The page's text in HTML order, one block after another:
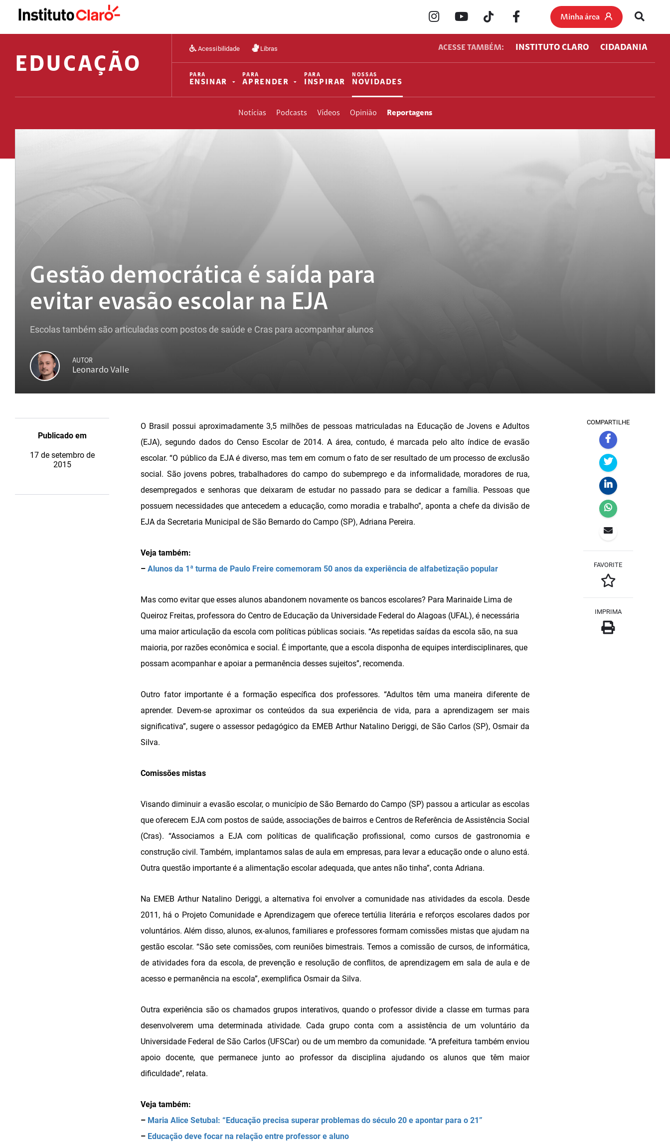
Minha área
EDUCAÇÃO
Acessibilidade Libras ACESSE TAMBÉM: INSTITUTO CLARO CIDADANIA
PARA
ENSINAR
PARA
APRENDER
PARA
INSPIRAR
NOSSAS
NOVIDADES
Notícias Podcasts Vídeos Opinião Reportagens
Gestão democrática é saída para
evitar evasão escolar na EJA
Escolas também são articuladas com postos de saúde e Cras para acompanhar alunos
AUTOR
Leonardo Valle
Publicado em
17 de setembro de
2015
O Brasil possui aproximadamente 3,5 milhões de pessoas matriculadas na Educação de Jovens e Adultos
(EJA), segundo dados do Censo Escolar de 2014. A área, contudo, é marcada pelo alto índice de evasão
escolar. “O público da EJA é diverso, mas tem em comum o fato de ser resultado de um processo de exclusão
social. São jovens pobres, trabalhadores do campo do subemprego e da informalidade, moradores de rua,
desempregados e senhoras que deixaram de estudar no passado para se dedicar a família. Pessoas que
possuem necessidades que antecedem a educação, como moradia e trabalho”, aponta a chefe da divisão de
EJA da Secretaria Municipal de São Bernardo do Campo (SP), Adriana Pereira.
Veja também:
– Alunos da 1ª turma de Paulo Freire comemoram 50 anos da experiência de alfabetização popular
Mas como evitar que esses alunos abandonem novamente os bancos escolares? Para Marinaide Lima de
Queiroz Freitas, professora do Centro de Educação da Universidade Federal do Alagoas (UFAL), é necessária
uma maior articulação da escola com políticas públicas sociais. “As repetidas saídas da escola são, na sua
maioria, por razões econômica e social. É importante, que a escola disponha de equipes interdisciplinares, que
possam acompanhar e apoiar a permanência desses sujeitos”, recomenda.
Outro fator importante é a formação específica dos professores. “Adultos têm uma maneira diferente de
aprender. Devem-se aproximar os conteúdos da sua experiência de vida, para a aprendizagem ser mais
significativa”, sugere o assessor pedagógico da EMEB Arthur Natalino Deriggi, de São Carlos (SP), Osmair da
Silva.
Comissões mistas
Visando diminuir a evasão escolar, o município de São Bernardo do Campo (SP) passou a articular as escolas
que oferecem EJA com postos de saúde, associações de bairros e Centros de Referência de Assistência Social
(Cras). “Associamos a EJA com políticas de qualificação profissional, como cursos de gastronomia e
construção civil. Também, implantamos salas de aula em empresas, para levar a educação onde o aluno está.
Outra questão importante é a alimentação escolar adequada, que antes não tinha”, conta Adriana.
Na EMEB Arthur Natalino Deriggi, a alternativa foi envolver a comunidade nas atividades da escola. Desde
2011, há o Projeto Comunidade e Aprendizagem que oferece tertúlia literária e reforços escolares dados por
voluntários. Além disso, alunos, ex-alunos, familiares e professores formam comissões mistas que ajudam na
gestão escolar. “São sete comissões, com reuniões bimestrais. Temos a comissão de cursos, de informática,
de atividades fora da escola, de prevenção e resolução de conflitos, de aprendizagem em sala de aula e de
acesso e permanência na escola”, exemplifica Osmair da Silva.
Outra experiência são os chamados grupos interativos, quando o professor divide a classe em turmas para
desenvolverem uma determinada atividade. Cada grupo conta com a assistência de um voluntário da
Universidade Federal de São Carlos (UFSCar) ou de um membro da comunidade. “A prefeitura também enviou
apoio docente, que permanece junto ao professor da disciplina ajudando os alunos que têm maior
dificuldade”, relata.
Veja também:
– Maria Alice Setubal: “Educação precisa superar problemas do século 20 e apontar para o 21”
– Educação deve focar na relação entre professor e aluno
COMPARTILHE
FAVORITE
IMPRIMA